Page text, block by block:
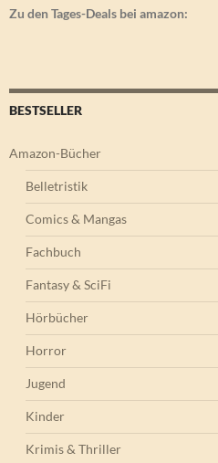
Zu den Tages-Deals bei amazon:
BESTSELLER
Amazon-Bücher
Belletristik
Comics & Mangas
Fachbuch
Fantasy & SciFi
Hörbücher
Horror
Jugend
Kinder
Krimis & Thriller